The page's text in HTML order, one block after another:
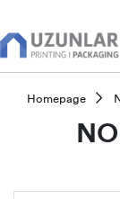
Homepage